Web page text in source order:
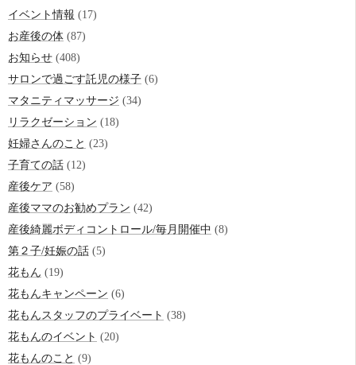
イベント情報 (17)
お産後の体 (87)
お知らせ (408)
サロンで過ごす託児の様子 (6)
マタニティマッサージ (34)
リラクゼーション (18)
妊婦さんのこと (23)
子育ての話 (12)
産後ケア (58)
産後ママのお勧めプラン (42)
産後綺麗ボディコントロール/毎月開催中 (8)
第２子/妊娠の話 (5)
花もん (19)
花もんキャンペーン (6)
花もんスタッフのプライベート (38)
花もんのイベント (20)
花もんのこと (9)